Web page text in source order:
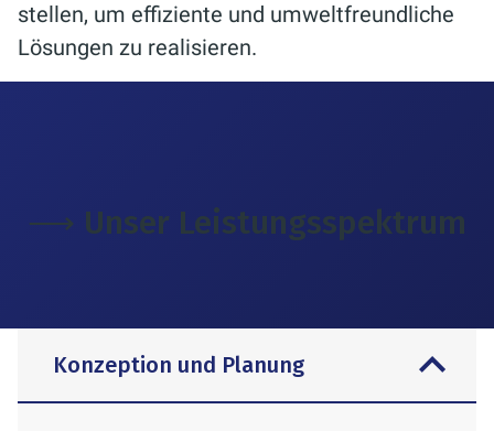
stellen, um effiziente und umweltfreundliche
Lösungen zu realisieren.
⟶ Unser Leistungsspektrum
Konzeption und Planung